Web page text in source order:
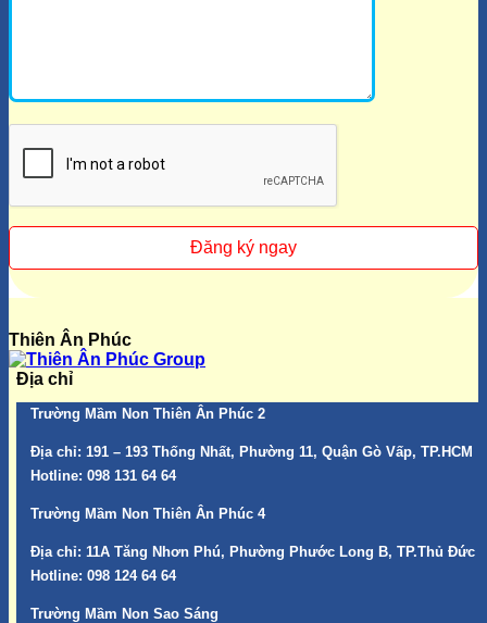
Thiên Ân Phúc
Địa chỉ
Trường Mầm Non Thiên Ân Phúc 2
Địa chỉ: 191 – 193 Thống Nhất, Phường 11, Quận Gò Vấp, TP.HCM
Hotline: 098 131 64 64
Trường Mầm Non Thiên Ân Phúc 4
Địa chỉ: 11A Tăng Nhơn Phú, Phường Phước Long B, TP.Thủ Đức
Hotline: 098 124 64 64
Trường Mầm Non Sao Sáng